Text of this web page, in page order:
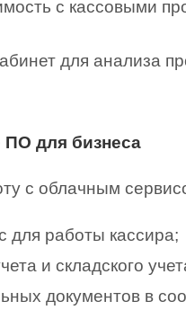
с кассовыми
для анализа
для бизнеса
с облачным
для работы кассира;
и складского
документов в